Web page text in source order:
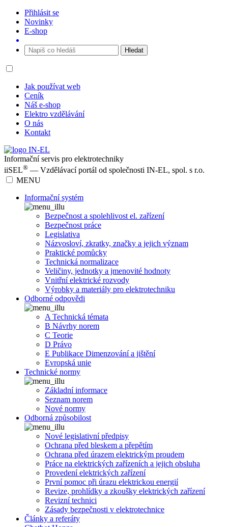
Přihlásit se
Novinky
E-shop
Jak používat web
Ceník
Náš e-shop
Elektro vzdělávání
O nás
Kontakt
Informační servis pro elektrotechniky
iiSEL® — Vzdělávací portál od společnosti IN-EL, spol. s r.o.
MENU
Informační systém
Bezpečnost a spolehlivost el. zařízení
Bezpečnost práce
Legislativa
Názvosloví, zkratky, značky a jejich význam
Praktické pomůcky
Technická normalizace
Veličiny, jednotky a jmenovité hodnoty
Vnitřní elektrické rozvody
Výrobky a materiály pro elektrotechniku
Odborné odpovědi
A Technická témata
B Návrhy norem
C Teorie
D Právo
E Publikace Dimenzování a jištění
Evropská unie
Technické normy
Základní informace
Seznam norem
Nové normy
Odborná způsobilost
Nové legislativní předpisy
Ochrana před bleskem a přepětím
Ochrana před úrazem elektrickým proudem
Práce na elektrických zařízeních a jejich obsluha
Provedení elektrických zařízení
První pomoc při úrazu elektrickou energií
Revize, prohlídky a zkoušky elektrických zařízení
Revizní technici
Zásady bezpečnosti v elektrotechnice
Články a referáty